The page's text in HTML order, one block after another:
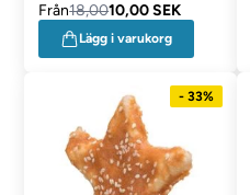
Från18,0010,00 SEK
Lägg i varukorg
- 33%